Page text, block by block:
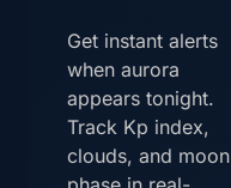
Get instant alerts
when aurora
appears tonight.
Track Kp index,
clouds, and moon